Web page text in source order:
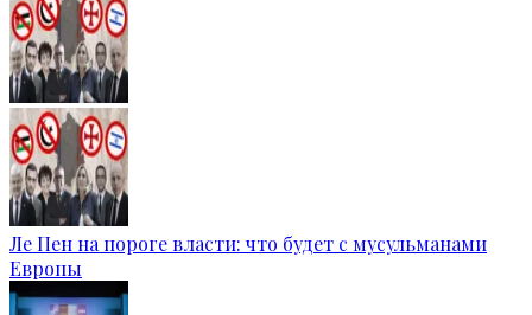
Ле Пен на пороге власти: что будет с мусульманами
Европы